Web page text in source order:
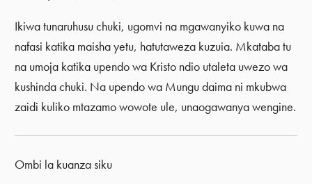
Ikiwa tunaruhusu chuki, ugomvi na mgawanyiko kuwa na
nafasi katika maisha yetu, hatutaweza kuzuia. Mkataba tu
na umoja katika upendo wa Kristo ndio utaleta uwezo wa
kushinda chuki. Na upendo wa Mungu daima ni mkubwa
zaidi kuliko mtazamo wowote ule, unaogawanya wengine.
Ombi la kuanza siku